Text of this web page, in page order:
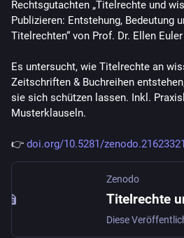
Rechtsgutachten „Titelrechte und
Publizieren: Entstehung, Bedeutung
Titelrechten“ von Prof. Dr. Ellen Euler
Es untersucht, wie Titelrechte an
Zeitschriften & Buchreihen
sie sich schützen lassen. Inkl.
Musterklauseln.
👉 doi.org/10.5281/zenodo.21623321
Zenodo